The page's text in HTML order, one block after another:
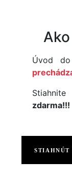
Úvod
zdarma!!!
STIAHNÚT